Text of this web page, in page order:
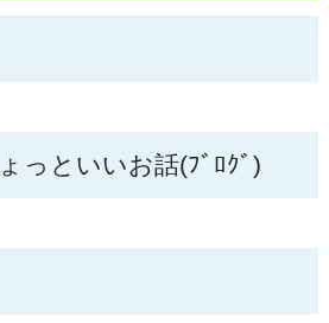
っといいお話(ﾌﾞﾛｸﾞ)